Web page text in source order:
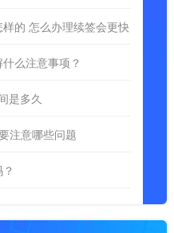
的 怎么办理续签会更快
么注意事项？
是多久
注意哪些问题